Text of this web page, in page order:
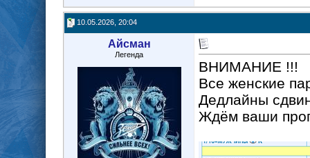
10.05.2026, 20:04
Айсман
Легенда
ВНИМАНИЕ !!!
Все женские
Дедлайны
Ждём ваши